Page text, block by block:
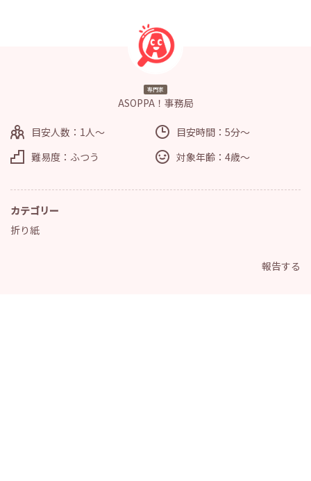
専門家
ASOPPA！事務局
目安人数：1人～
目安時間：5分～
難易度：ふつう
対象年齢：4歳～
カテゴリー
折り紙
報告する